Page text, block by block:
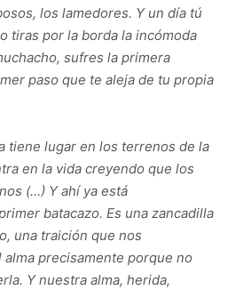
los lamedores. Y un día tú
tiras por la borda la incómoda
sufres la primera
paso que te aleja de tu propia
tiene lugar en los terrenos de la
en la vida creyendo que los
(…) Y ahí ya está
batacazo. Es una zancadilla
una traición que nos
alma precisamente porque no
Y nuestra alma, herida,